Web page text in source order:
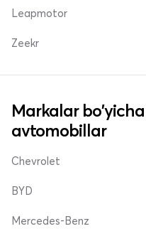
Leapmotor
Zeekr
Markalar
avtomobillar
Chevrolet
BYD
Mercedes-Benz